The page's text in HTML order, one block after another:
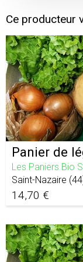
Ce producteur
Panier de
Les Paniers Bio
Saint-Nazaire (44
14,70 €